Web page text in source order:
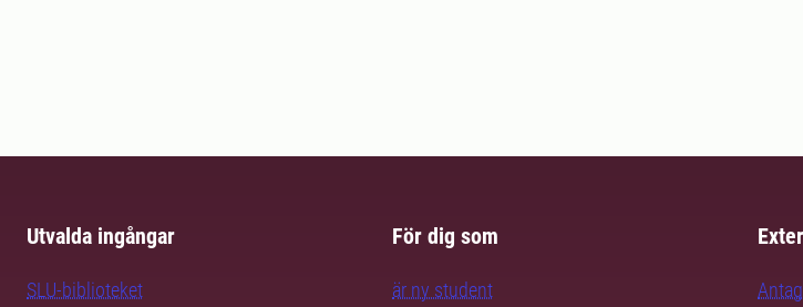
Utvalda ingångar
SLU-biblioteket
För dig som
är ny student